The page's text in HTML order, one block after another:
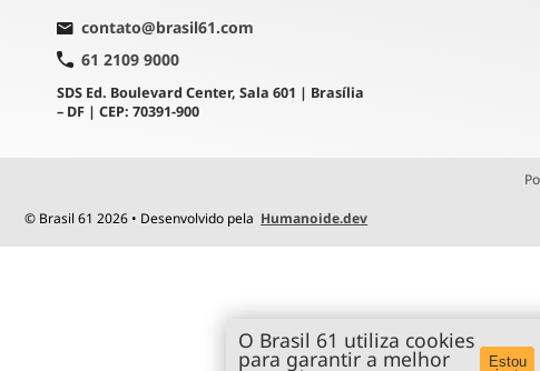
contato@brasil61.com
61 2109 9000
SDS Ed. Boulevard Center, Sala 601 | Brasília
– DF | CEP: 70391-900
© Brasil 61 2026 • Desenvolvido pela Humanoide.dev
O Brasil 61 utiliza cookies
para garantir a melhor
Estou